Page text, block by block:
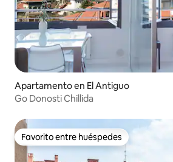
Apartamento en El Antiguo
Go Donosti Chillida
Favorito entre huéspedes
Favorito entre huéspedes